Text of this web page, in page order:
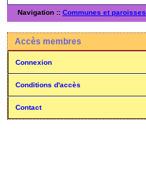
Navigation :: Communes et paroisses
Accès membres
Connexion
Conditions d'accès
Contact